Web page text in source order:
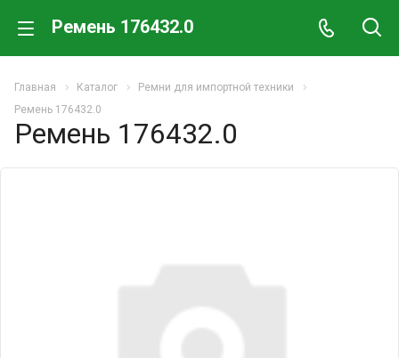
Ремень 176432.0
Главная Каталог
Ремни для импортной техники
Ремень 176432.0
Ремень 176432.0